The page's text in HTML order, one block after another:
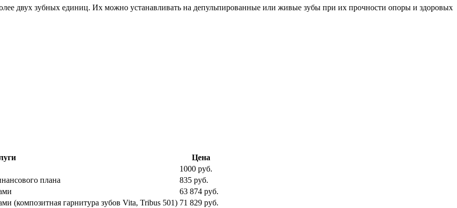
двух зубных единиц. Их можно устанавливать на депульпированные или живые зубы при их прочности опоры и здоровых
Цена
1000 руб.
плана
835 руб.
63 874 руб.
(композитная гарнитура зубов Vita, Tribus 501) 71 829 руб.